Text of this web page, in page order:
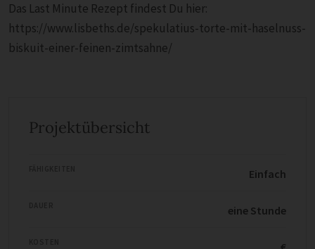
Das Last Minute Rezept findest Du hier:
https://www.lisbeths.de/spekulatius-torte-mit-haselnuss-
biskuit-einer-feinen-zimtsahne/
Projektübersicht
Einfach
eine Stunde